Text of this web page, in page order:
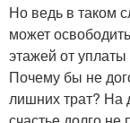
Но ведь в таком
может
этажей от
Почему бы не
лишних трат? На